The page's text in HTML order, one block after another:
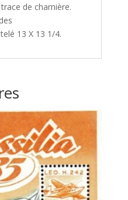
de charnière.
13 X 13 1/4.